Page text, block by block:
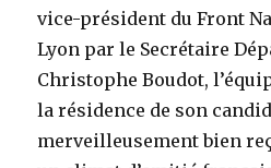
vice-président du Front
Lyon par le Secrétaire
Christophe Boudot,
la résidence de son
merveilleusement bien